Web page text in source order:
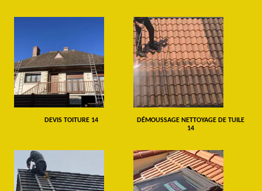
DEVIS TOITURE 14
DÉMOUSSAGE NETTOYAGE DE TUILE
14